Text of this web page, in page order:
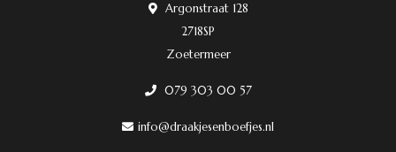
Argonstraat 128
2718SP
Zoetermeer
079 303 00 57
info@draakjesenboefjes.nl